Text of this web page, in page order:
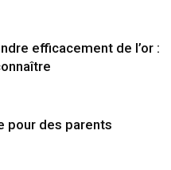
efficacement de l’or :
pour des parents